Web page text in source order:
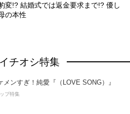
変!? 結婚式では返金要求まで!? 優し
の本性
チオシ特集
メンすぎ！純愛『（LOVE SONG）』
プ特集